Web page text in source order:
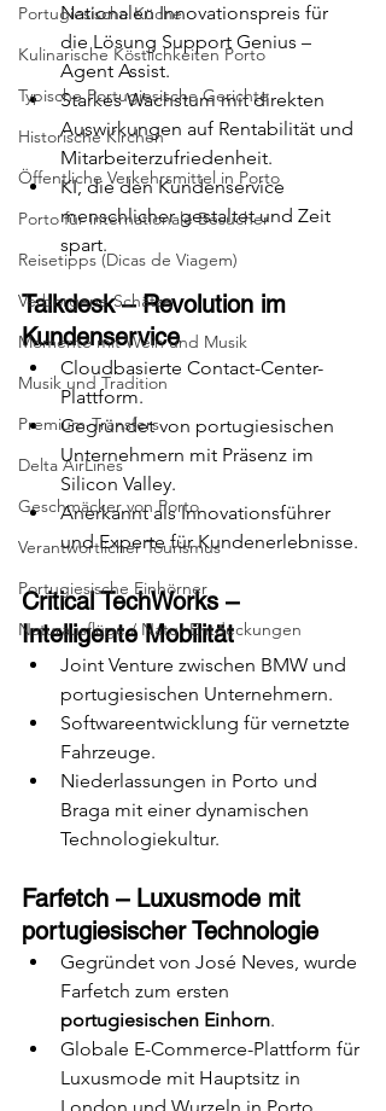
Portugiesische Küche
Kulinarische Köstlichkeiten Porto
Typische Portugiesische Gerichte
Historische Kirchen
Öffentliche Verkehrsmittel in Porto
Porto für internationale Besucher
Reisetipps (Dicas de Viagem)
Verborgene Schätze
Momente mit Wein und Musik
Musik und Tradition
Premium-Transfers
Delta AirLines
Geschmäcker von Porto
Verantwortlicher Tourismus
Portugiesische Einhörner
Naturausflüge / Natur-Entdeckungen
Nationalen Innovationspreis für
die Lösung Support Genius –
Agent Assist.
Starkes Wachstum mit direkten
Auswirkungen auf Rentabilität und
Mitarbeiterzufriedenheit.
KI, die den Kundenservice
menschlicher gestaltet und Zeit
spart.
Talkdesk – Revolution im
Kundenservice
Cloudbasierte Contact-Center-
Plattform.
Gegründet von portugiesischen
Unternehmern mit Präsenz im
Silicon Valley.
Anerkannt als Innovationsführer
und Experte für Kundenerlebnisse.
Critical TechWorks –
Intelligente Mobilität
Joint Venture zwischen BMW und
portugiesischen Unternehmern.
Softwareentwicklung für vernetzte
Fahrzeuge.
Niederlassungen in Porto und
Braga mit einer dynamischen
Technologiekultur.
Farfetch – Luxusmode mit
portugiesischer Technologie
Gegründet von José Neves, wurde
Farfetch zum ersten
portugiesischen Einhorn.
Globale E-Commerce-Plattform für
Luxusmode mit Hauptsitz in